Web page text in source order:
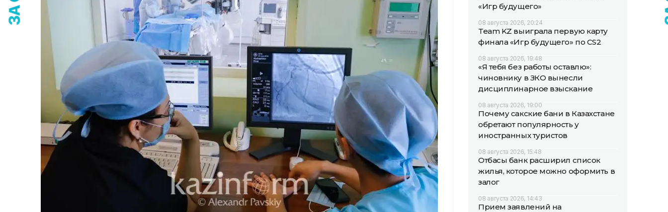
«Игр будущего»
08 августа 2026, 20:24
Team KZ выиграла первую карту
финала «Игр будущего» по CS2
08 августа 2026, 19:48
«Я тебя без работы оставлю»:
чиновнику в ЗКО вынесли
дисциплинарное взыскание
08 августа 2026, 19:00
Почему сакские бани в Казахстане
обретают популярность у
иностранных туристов
08 августа 2026, 15:48
Отбасы банк расширил список
жилья, которое можно оформить в
залог
08 августа 2026, 14:43
Прием заявлений на